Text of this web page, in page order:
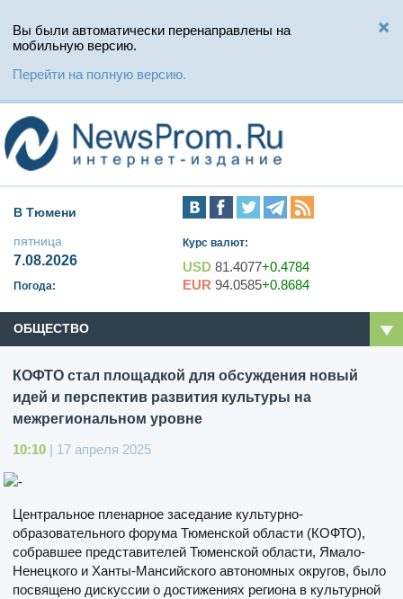
Вы были автоматически перенаправлены на
мобильную версию.
Перейти на полную версию.
В Тюмени
пятница
7.08.2026
Погода:
Курс валют:
USD 81.4077+0.4784
EUR 94.0585+0.8684
ОБЩЕСТВО
КОФТО стал площадкой для обсуждения новый
идей и перспектив развития культуры на
межрегиональном уровне
10:10 | 17 апреля 2025
Центральное пленарное заседание культурно-
образовательного форума Тюменской области (КОФТО),
собравшее представителей Тюменской области, Ямало-
Ненецкого и Ханты-Мансийского автономных округов, было
посвящено дискуссии о достижениях региона в культурной